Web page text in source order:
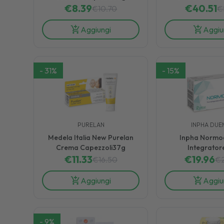
€8.39€10.70
Aggiungi
Diventare
€40.51€
- 31%
PURELAN
Medela Italia New Purelan
Crema Capezzoli37g
€11.33€16.50
Aggiungi
-15%
INPHA
Inpha
L'Omocisteina 30
€19.96€
- 9%